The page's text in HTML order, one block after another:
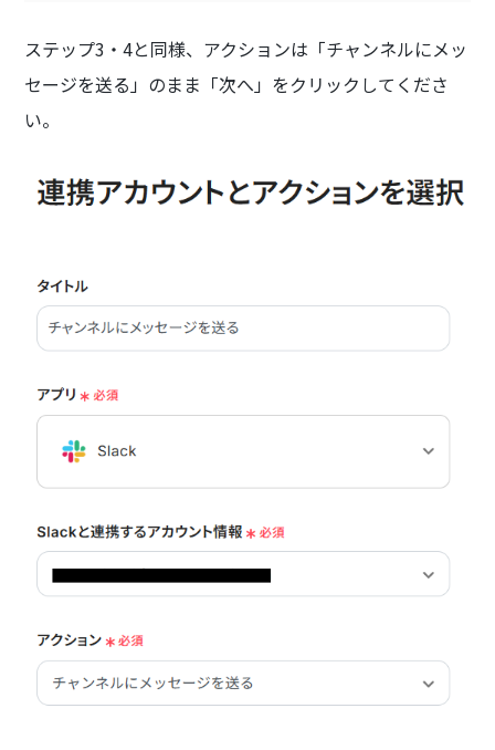
ステップ3・4と同様、アクションは「チャンネルにメッ
セージを送る」のまま「次へ」をクリックしてくださ
い。